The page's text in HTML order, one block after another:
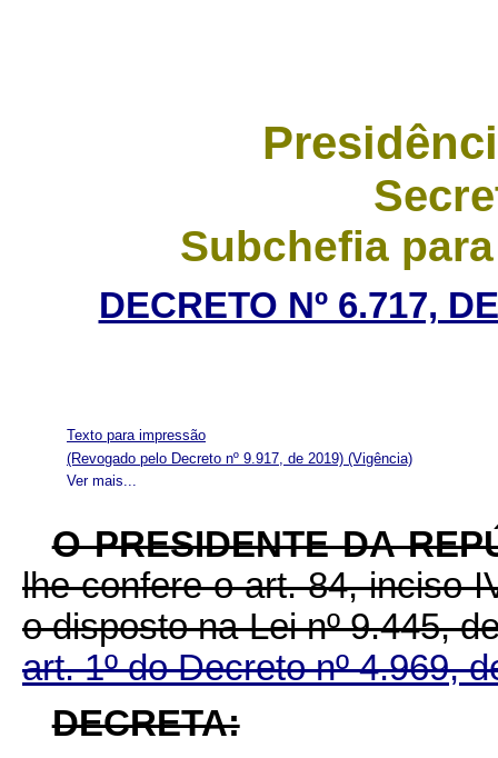
Subchefia
DECRETO Nº 6.717,
Texto para impressão
Ver mais...
(Revogado pelo Decreto nº 9.917, de 2019) (Vigência)
O PRESIDENTE DA
lhe confere o art. 84, inciso
o disposto na Lei nº 9.445,
art. 1º do Decreto nº 4.969,
DECRETA: